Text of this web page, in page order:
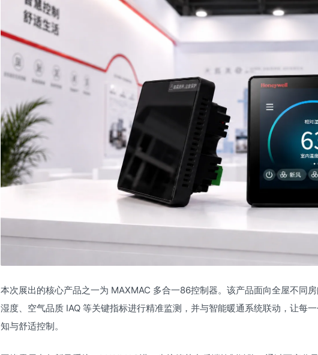
本次展出的核心产品之一为 MAXMAC 多合一86控制器。该产品面向全屋不同
湿度、空气品质 IAQ 等关键指标进行精准监测，并与智能暖通系统联动，让每
知与舒适控制。